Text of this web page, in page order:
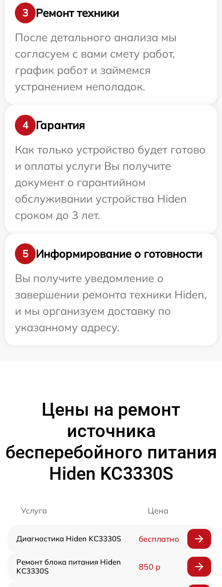
3
Ремонт техники
После детального анализа мы
согласуем с вами смету работ,
график работ и займемся
устранением неполадок.
4
Гарантия
Как только устройство будет готово
и оплаты услуги Вы получите
документ о гарантийном
обслуживании устройства Hiden
сроком до 3 лет.
5
Информирование о готовности
Вы получите уведомление о
завершении ремонта техники Hiden,
и мы организуем доставку по
указанному адресу.
Цены на ремонт
источника
бесперебойного питания
Hiden KC3330S
Услуга Цена
Диагностика Hiden KC3330S бесплатно
Ремонт блока питания Hiden
KC3330S
850 р